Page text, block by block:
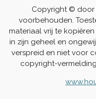
Copyright © door
voorbehouden.
materiaal vrij te
in zijn geheel en
verspreid en niet voor
copyright-